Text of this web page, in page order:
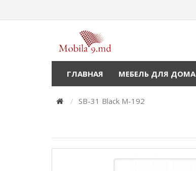
ГЛАВНАЯ МЕБЕЛЬ ДЛЯ ДОМА
SB-31 Black M-192